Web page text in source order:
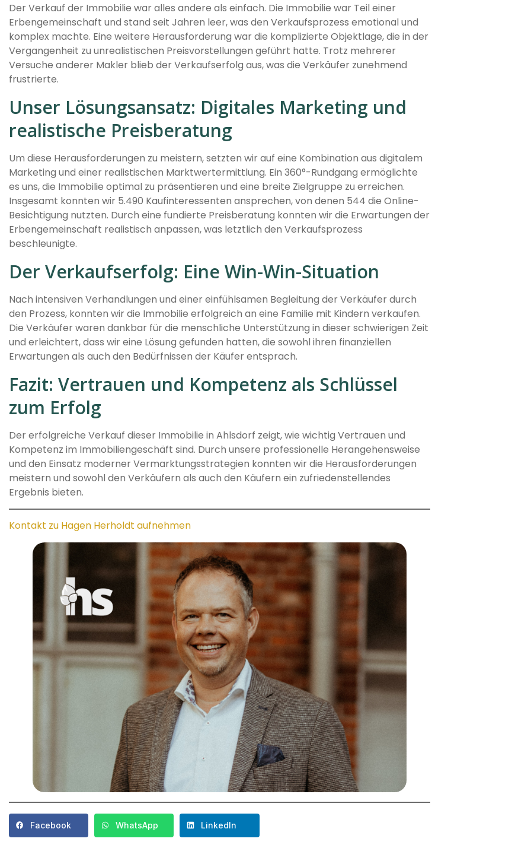
Der Verkauf der Immobilie war alles andere als einfach. Die Immobilie war Teil einer
Erbengemeinschaft und stand seit Jahren leer, was den Verkaufsprozess emotional und
komplex machte. Eine weitere Herausforderung war die komplizierte Objektlage, die in der
Vergangenheit zu unrealistischen Preisvorstellungen geführt hatte. Trotz mehrerer
Versuche anderer Makler blieb der Verkaufserfolg aus, was die Verkäufer zunehmend
frustrierte.
Unser Lösungsansatz: Digitales Marketing und
realistische Preisberatung
Um diese Herausforderungen zu meistern, setzten wir auf eine Kombination aus digitalem
Marketing und einer realistischen Marktwertermittlung. Ein 360°-Rundgang ermöglichte
es uns, die Immobilie optimal zu präsentieren und eine breite Zielgruppe zu erreichen.
Insgesamt konnten wir 5.490 Kaufinteressenten ansprechen, von denen 544 die Online-
Besichtigung nutzten. Durch eine fundierte Preisberatung konnten wir die Erwartungen der
Erbengemeinschaft realistisch anpassen, was letztlich den Verkaufsprozess
beschleunigte.
Der Verkaufserfolg: Eine Win-Win-Situation
Nach intensiven Verhandlungen und einer einfühlsamen Begleitung der Verkäufer durch
den Prozess, konnten wir die Immobilie erfolgreich an eine Familie mit Kindern verkaufen.
Die Verkäufer waren dankbar für die menschliche Unterstützung in dieser schwierigen Zeit
und erleichtert, dass wir eine Lösung gefunden hatten, die sowohl ihren finanziellen
Erwartungen als auch den Bedürfnissen der Käufer entsprach.
Fazit: Vertrauen und Kompetenz als Schlüssel
zum Erfolg
Der erfolgreiche Verkauf dieser Immobilie in Ahlsdorf zeigt, wie wichtig Vertrauen und
Kompetenz im Immobiliengeschäft sind. Durch unsere professionelle Herangehensweise
und den Einsatz moderner Vermarktungsstrategien konnten wir die Herausforderungen
meistern und sowohl den Verkäufern als auch den Käufern ein zufriedenstellendes
Ergebnis bieten.
Kontakt zu Hagen Herholdt aufnehmen
Facebook WhatsApp LinkedIn